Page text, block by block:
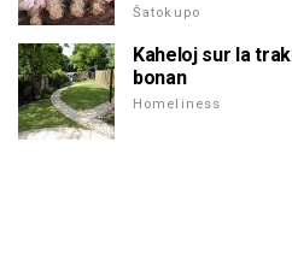
Ŝatokupo
Kaheloj sur la
bonan
Homeliness